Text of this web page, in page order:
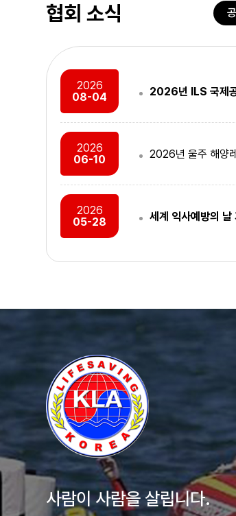
협회 소식
2026
08-04
2026년 ILS 국제공
2026
06-10
2026년 울주 해양
2026
05-28
세계 익사예방의
생술 교육
사람이 사람을 살립니다.